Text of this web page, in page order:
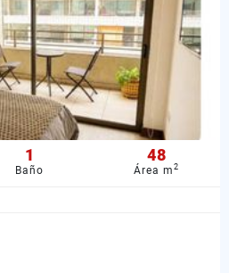
1
Baño
48
Área m2